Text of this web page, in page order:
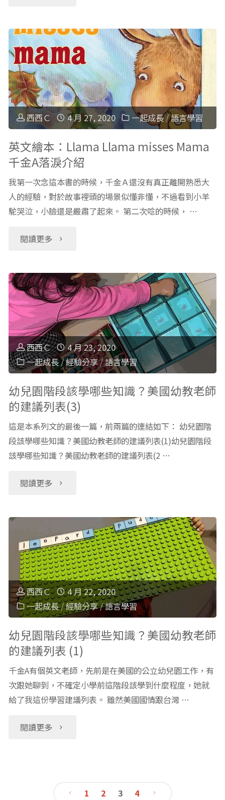
Geographic
kids)"
色
大
象
Don’t
about
Purple
Elephants"
英
文
兒
歌
嬰
幼
兒
聽？
選
5
首
超
單
童
謠
紹"
西西Ｃ 4 月 27, 2020 一起成長/語言學習
英文繪本：Llama Llama misses Mama
千金A落淚介紹
我第一次念這本書的時候，千金Ａ還沒有真正離開熟悉大
人的經驗，對於故事裡頭的場景似懂非懂，不過看到小羊
駝哭泣，小臉還是嚴肅了起來。 第二次唸的時候， …
閱讀更多
"英
繪
本：
Llama
Llama
misses
Mama
千
金
介
紹"
西西Ｃ
4 月 23, 2020
一起成長/經驗分享/語言學習
幼兒園階段該學哪些知識？美國幼教老師
的建議列表(3)
這是本系列文的最後一篇，前兩篇的連結如下： 幼兒園階
段該學哪些知識？美國幼教老師的建議列表(1)幼兒園階段
該學哪些知識？美國幼教老師的建議列表(2 …
閱讀更多
"幼
園
階
段
該
學
哪
些
知
識？
西西Ｃ
4 月 22, 2020
一起成長/經驗分享/語言學習
幼兒園階段該學哪些知識？美國幼教老師
的建議列表 (1)
千金A有個英文老師，先前是在美國的公立幼兒園工作，有
次跟她聊到，不確定小學前這階段該學到什麼程度，她就
給了我這份學習建議列表。 雖然美國國情跟台灣 …
閱讀更多
"幼
1 2 3 4